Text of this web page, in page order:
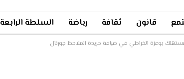
قانون ثقافة رياضة السلطة الرابعة
بوعزة الخراطي في ضيافة جريدة الملاحظ جورنال